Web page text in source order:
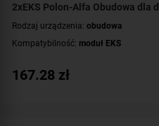
2xEKS Polon-Alfa Obudowa dla
Rodzaj urządzenia: obudowa
Kompatybilność: moduł EKS
167.28 zł